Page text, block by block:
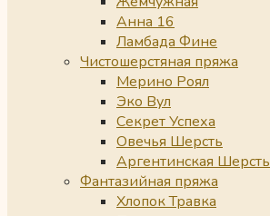
Анна 16
Ламбада Фине
Чистошерстяная пряжа
Мерино Роял
Эко Вул
Секрет Успеха
Овечья Шерсть
Аргентинская Шерсть
Фантазийная пряжа
Хлопок Травка